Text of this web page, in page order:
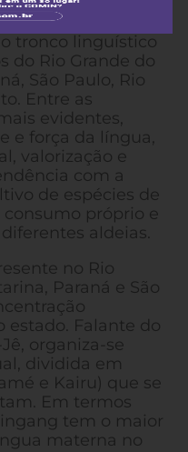
Atlântica. O
tronco linguístico
do Rio Grande do
São Paulo, Rio
Entre as
evidentes,
e força da língua,
valorização e
com a
de espécies de
próprio e
aldeias.
no Rio
Paraná e São
estado. Falante do
organiza-se
dividida em
e Kairu) que se
Em termos
tem o maior
materna no